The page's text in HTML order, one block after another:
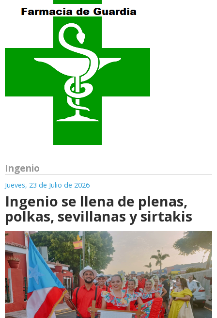
Ingenio
Jueves, 23 de Julio de 2026
Ingenio se llena de plenas,
polkas, sevillanas y sirtakis